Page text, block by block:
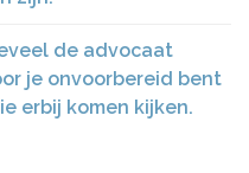
de advocaat
je onvoorbereid bent
erbij komen kijken.